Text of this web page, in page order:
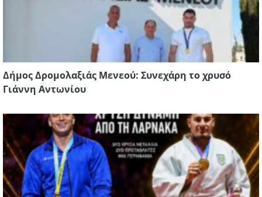
ΛΑΡΝΑΚΑ 2030
ΣΥΝΔΕΣΜΟΙ
ΠΕΡΙΣΣΟΤΕΡΑ
Δήμος Δρομολαξιάς Μενεού: Συνεχάρη το χρυσό
Γιάννη Αντωνίου